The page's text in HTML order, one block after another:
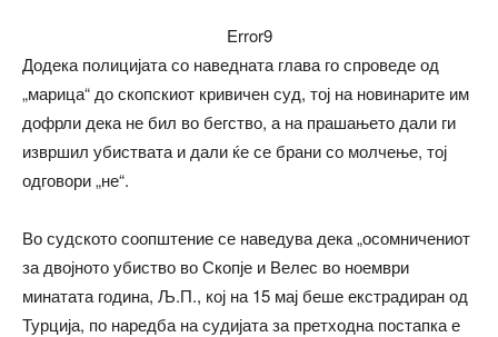
Error9
Додека полицијата со наведната глава го спроведе од
„марица“ до скопскиот кривичен суд, тој на новинарите им
дофрли дека не бил во бегство, а на прашањето дали ги
извршил убиствата и дали ќе се брани со молчење, тој
одговори „не“.
Во судското соопштение се наведува дека „осомничениот
за двојното убиство во Скопје и Велес во ноември
минатата година, Љ.П., кој на 15 мај беше екстрадиран од
Турција, по наредба на судијата за претходна постапка е